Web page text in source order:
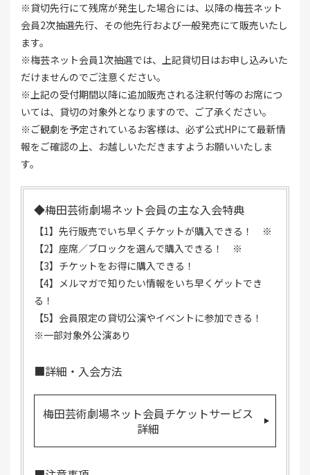
※貸切先行にて残席が発生した場合には、以降の梅芸ネット
会員2次抽選先行、その他先行および一般発売にて販売いたし
ます。
※梅芸ネット会員1次抽選では、上記貸切日はお申し込みいた
だけませんのでご注意ください。
※上記の受付期間以降に追加販売される注釈付等のお席につ
いては、貸切の対象外となりますので、ご了承ください。
※ご観劇を予定されているお客様は、必ず公式HPにて最新情
報をご確認の上、お越しいただきますようお願いいたしま
す。
◆梅田芸術劇場ネット会員の主な入会特典
【1】先行販売でいち早くチケットが購入できる！ ※
【2】座席／ブロックを選んで購入できる！ ※
【3】チケットをお得に購入できる！
【4】メルマガで知りたい情報をいち早くゲットでき
る！
【5】会員限定の貸切公演やイベントに参加できる！
※一部対象外公演あり
■詳細・入会方法
梅田芸術劇場ネット会員チケットサービス
詳細